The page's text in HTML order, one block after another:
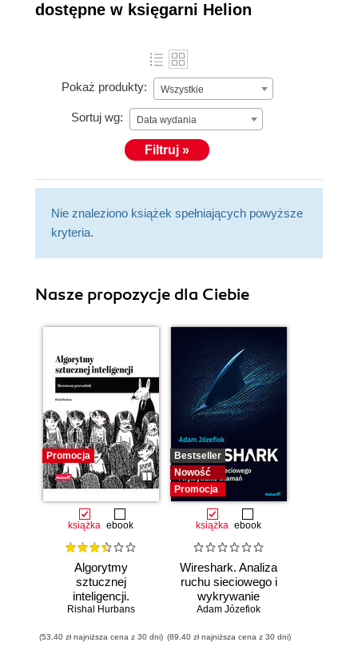
dostępne w księgarni Helion
Pokaż produkty: Wszystkie
Sortuj wg: Data wydania
Filtruj »
Nie znaleziono książek spełniających powyższe
kryteria.
Nasze propozycje dla Ciebie
Promocja
książka ebook
Algorytmy
sztucznej
inteligencji.
Ilustrowany
Rishal Hurbans
(53,40 zł najniższa cena z 30 dni)
Bestseller
Nowość
Promocja
książka ebook
Wireshark. Analiza
ruchu sieciowego i
wykrywanie
włamań
Adam Józefiok
(89,40 zł najniższa cena z 30 dni)